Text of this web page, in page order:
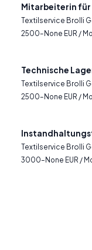
Mitarbeiterin für
Textilservice Brolli
2500–None EUR /
Technische
Textilservice Brolli
2500–None EUR /
Textilservice Brolli
3000–None EUR /